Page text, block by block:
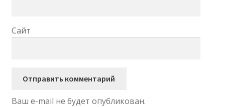
Сайт
Ваш e-mail не будет опубликован.